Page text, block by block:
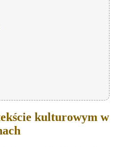
kulturowym w